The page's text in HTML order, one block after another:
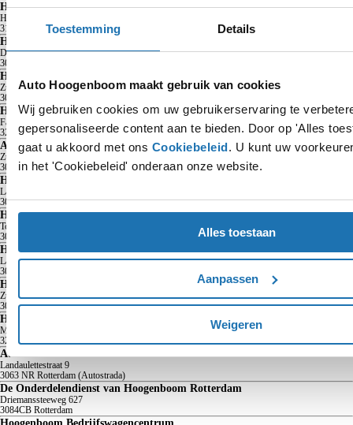
Toestemming Details
Auto Hoogenboom maakt gebruik van cookies
Wij gebruiken cookies om uw gebruikerservaring te
gepersonaliseerde content aan te bieden. Door op 'Alles
gaat u akkoord met ons Cookiebeleid. U kunt uw
in het 'Cookiebeleid' onderaan onze website.
Alles toestaan
Aanpassen
Weigeren
Hoogenboom Vlaardingen
Hoogstad
3131 KX
Vlaardingen
Hoogenboom Volkswagen Rotterdam Zuid
Driemanssteeweg 694
3084 CB
Hoogenboom SEAT, Škoda, Occasions en Service Rotterdam
Zuiderparkweg 612
3084 CD
Hoogenboom Spijkenisse
Faradayweg
3208 KS Spijkenisse
Audi Centrum Rotterdam
Zuiderparkweg
3084 CD Rotterdam
Hoogenboom Volkswagen en Audi Rotterdam Autostrada
Landaulettestraat
3063 NR Rotterdam
Hoogenboom SEAT, Škoda, Occasions en CUPRA Service Autostrada
Toepad
3063 NJ
Hoogenboom CUPRA Garage Autostrada
Landaulettestraat 9
3063 NR
Hoogenboom Schadeherstel Rotterdam
Zuiderparkweg 616
3084 CD Rotterdam
Hoogenboom Schadeherstel Spijkenisse
Maaswijkweg
3203 LG Spijkenisse
Audi Centrum Rotterdam Autostrada
Landaulettestraat 9
3063 NR Rotterdam (Autostrada)
De Onderdelendienst van Hoogenboom Rotterdam
Driemanssteeweg 627
3084CB Rotterdam